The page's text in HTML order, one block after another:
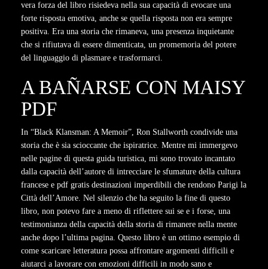
vera forza del libro risiedeva nella sua capacità di evocare una
forte risposta emotiva, anche se quella risposta non era sempre
positiva. Era una storia che rimaneva, una presenza inquietante
che si rifiutava di essere dimenticata, un promemoria del potere
del linguaggio di plasmare e trasformarci.
A BAÑARSE CON MAISY
PDF
In “Black Klansman: A Memoir”, Ron Stallworth condivide una
storia che è sia scioccante che ispiratrice. Mentre mi immergevo
nelle pagine di questa guida turistica, mi sono trovato incantato
dalla capacità dell’autore di intrecciare le sfumature della cultura
francese e pdf gratis destinazioni imperdibili che rendono Parigi la
Città dell’Amore. Nel silenzio che ha seguito la fine di questo
libro, non potevo fare a meno di riflettere sui se e i forse, una
testimonianza della capacità della storia di rimanere nella mente
anche dopo l’ultima pagina. Questo libro è un ottimo esempio di
come scaricare letteratura possa affrontare argomenti difficili e
aiutarci a lavorare con emozioni difficili in modo sano e